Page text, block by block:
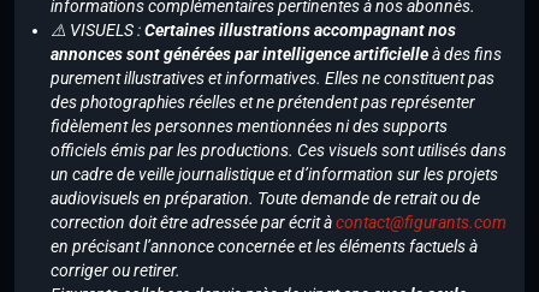
informations complémentaires pertinentes à nos abonnés.
⚠️ VISUELS :Certaines illustrations accompagnant nos
annonces sont générées par intelligence artificielleà des fins
purement illustratives et informatives. Elles ne constituent pas
des photographies réelles et ne prétendent pas représenter
fidèlement les personnes mentionnées ni des supports
officiels émis par les productions. Ces visuels sont utilisés dans
un cadre de veille journalistique et d’information sur les projets
audiovisuels en préparation. Toute demande de retrait ou de
correction doit être adressée par écrit àcontact@figurants.com
en précisant l’annonce concernée et les éléments factuels à
corriger ou retirer.